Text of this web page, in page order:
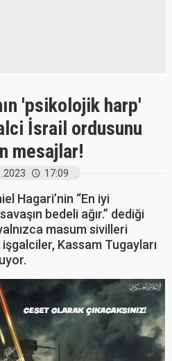
'psikolojik harp'
İsrail ordusunu
mesajlar!
17:09
Hagari’nin “En iyi
bedeli ağır.” dediği
masum sivilleri
Kassam Tugayları